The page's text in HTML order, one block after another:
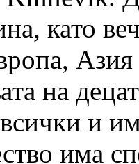
като
на
и
има